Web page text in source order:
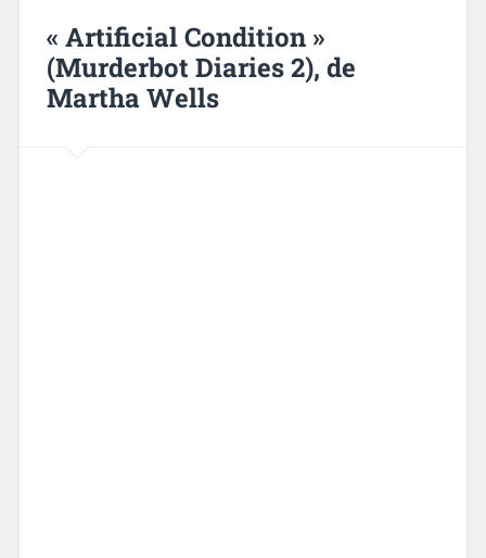
« Artificial Condition »
(Murderbot Diaries 2), de
Martha Wells